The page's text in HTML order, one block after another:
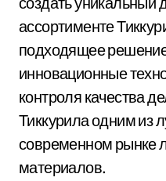
ассортименте
подходящее
инновационные
контроля качества
Тиккурила одним из
современном рынке
материалов.